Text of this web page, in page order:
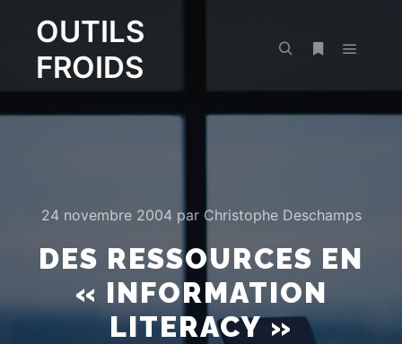
OUTILS
FROIDS
24 novembre 2004par Christophe Deschamps
DES RESSOURCES EN
« INFORMATION
LITERACY »